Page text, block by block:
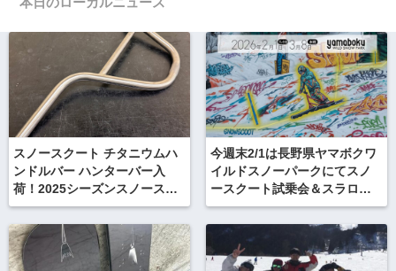
スノースクート チタニウムハ
ンドルバー ハンターバー入
荷！2025シーズンスノースク
ートニューギア
今週末2/1は長野県ヤマボクワ
イルドスノーパークにてスノ
ースクート試乗会＆スラロー
ムタイム計測